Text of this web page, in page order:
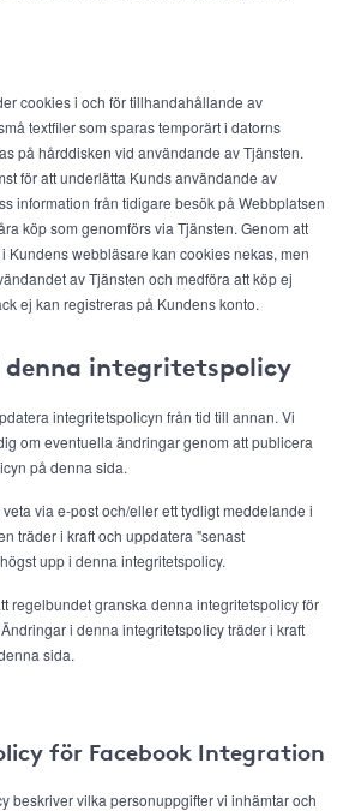
cookies i och för tillhandahållande av
textfiler som sparas temporärt i datorns
på hårddisken vid användande av Tjänsten.
för att underlätta Kunds användande av
information från tidigare besök på Webbplatsen
köp som genomförs via Tjänsten. Genom att
Kundens webbläsare kan cookies nekas, men
av Tjänsten och medföra att köp ej
ej kan registreras på Kundens konto.
integritetspolicy
integritetspolicyn från tid till annan. Vi
om eventuella ändringar genom att publicera
på denna sida.
via e-post och/eller ett tydligt meddelande i
träder i kraft och uppdatera "senast
upp i denna integritetspolicy.
regelbundet granska denna integritetspolicy för
i denna integritetspolicy träder i kraft
sida.
för Facebook Integration
beskriver vilka personuppgifter vi inhämtar och